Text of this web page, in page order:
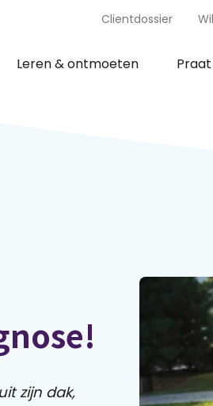
Clientdossier
Leren & ontmoeten
zijn dak,